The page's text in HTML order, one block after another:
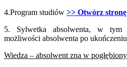
4.Program studiów >> Otwórz
5. Sylwetka absolwenta, w tym
możliwości absolwenta po
Wiedza – absolwent zna w